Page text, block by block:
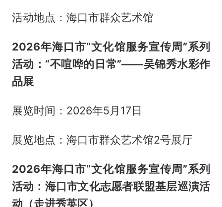
活动地点：海口市群众艺术馆
2026年海口市“文化馆服务宣传周”系列
活动：“不喧哗的日常”——吴锦秀水彩作
品展
展览时间：2026年5月17日
展览地点：海口市群众艺术馆2号展厅
2026年海口市“文化馆服务宣传周”系列
活动：海口市文化志愿者联盟基层巡演活
动（走进秀英区）